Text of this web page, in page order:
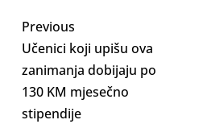
Previous
Učenici koji upišu ova
zanimanja dobijaju po
130 KM mjesečno
stipendije